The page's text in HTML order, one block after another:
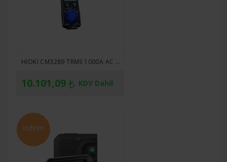
HIOKI CM3289 TRMS 1000A AC PENSAMPERMETRE
10.101,09 KDV Dahil
İndirim